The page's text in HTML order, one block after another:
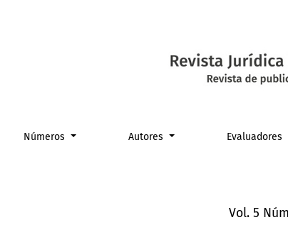
discrecional contenida en el artículo 8° de la Ley
Números Autores Evaluadores
es:
Vol. 5